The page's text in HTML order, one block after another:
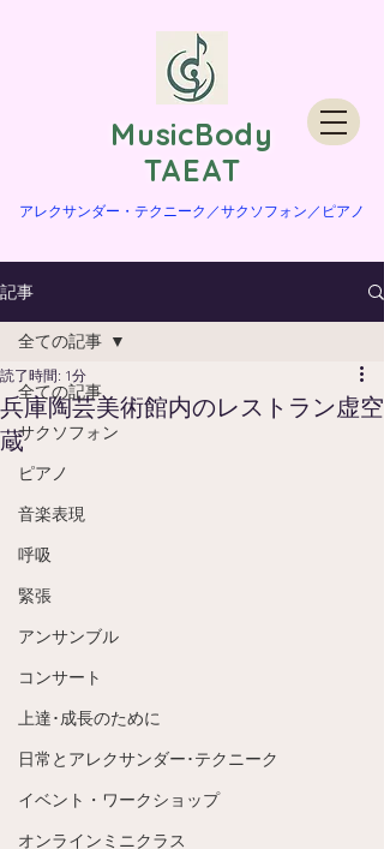
​アレクサンダー・テクニーク／サクソフォン／ピアノ
​MusicBody
TAEAT
記事
全ての記事
サクソフォン
ピアノ
音楽表現
呼吸
緊張
アンサンブル
コンサート
上達･成長のために
日常とアレクサンダー･テクニーク
イベント・ワークショップ
オンラインミニクラス
全ての記事
兵庫陶芸美術館内のレストラン虚空
蔵
読了時間: 1分